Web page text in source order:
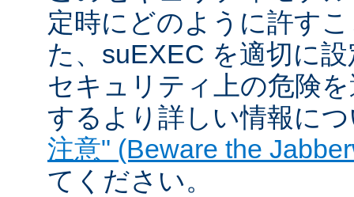
定時にどのように許す
た、suEXEC を適切に
セキュリティ上の危険
するより詳しい情報に
注意" (Beware the
てください。